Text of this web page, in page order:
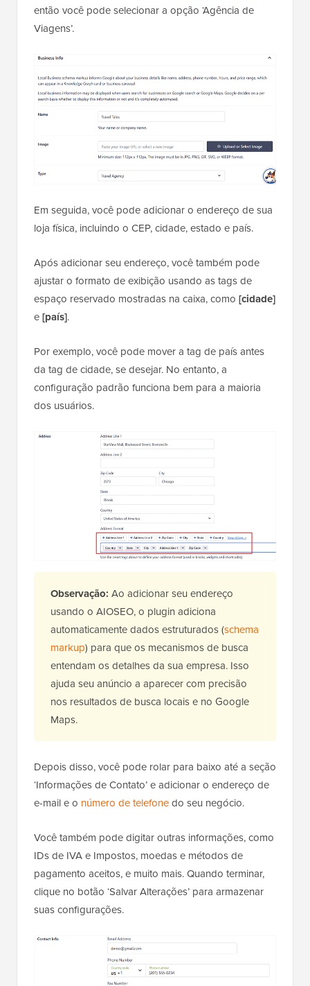
então você pode selecionar a opção ‘Agência de
Viagens’.
Em seguida, você pode adicionar o endereço de sua
loja física, incluindo o CEP, cidade, estado e país.
Após adicionar seu endereço, você também pode
ajustar o formato de exibição usando as tags de
espaço reservado mostradas na caixa, como [cidade]
e[país].
Por exemplo, você pode mover a tag de país antes
da tag de cidade, se desejar. No entanto, a
configuração padrão funciona bem para a maioria
dos usuários.
Observação: Ao adicionar seu endereço
usando o AIOSEO, o plugin adiciona
automaticamente dados estruturados (schema
markup) para que os mecanismos de busca
entendam os detalhes da sua empresa. Isso
ajuda seu anúncio a aparecer com precisão
nos resultados de busca locais e no Google
Maps.
Depois disso, você pode rolar para baixo até a seção
‘Informações de Contato’ e adicionar o endereço de
e-mail e o número de telefonedo seu negócio.
Você também pode digitar outras informações, como
IDs de IVA e Impostos, moedas e métodos de
pagamento aceitos, e muito mais. Quando terminar,
clique no botão ‘Salvar Alterações’ para armazenar
suas configurações.